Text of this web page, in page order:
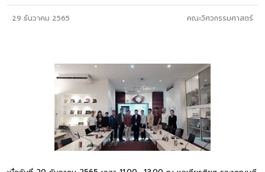
29 ธันวาคม 2565 คณะวิศวกรรมศาสตร์